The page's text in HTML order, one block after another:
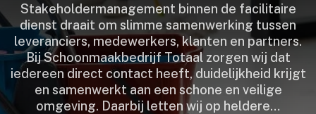
Stakeholdermanagement binnen de facilitaire
dienst draait om slimme samenwerking tussen
leveranciers, medewerkers, klanten en partners.​
Bij Schoonmaakbedrijf Totaal zorgen wij dat
iedereen direct contact heeft, duidelijkheid krijgt
en samenwerkt aan een schone en veilige
omgeving.​ Daarbij letten wij op heldere…